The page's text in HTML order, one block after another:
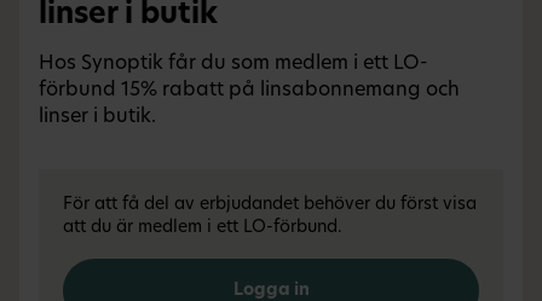
linser i butik
Hos Synoptik får du som medlem i ett LO-
förbund 15% rabatt på linsabonnemang och
linser i butik.
För att få del av erbjudandet behöver du först visa
att du är medlem i ett LO-förbund.
Logga in